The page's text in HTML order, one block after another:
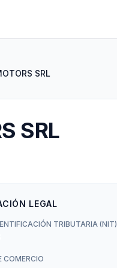
SRL
SRL
LEGAL
TRIBUTARIA (NIT)
COMERCIO